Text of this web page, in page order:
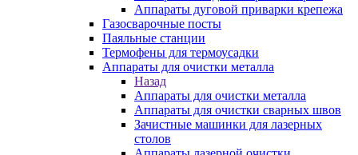
Аппараты дуговой приварки крепежа
Газосварочные посты
Паяльные станции
Термофены для термоусадки
Аппараты для очистки металла
Назад
Аппараты для очистки металла
Аппараты для очистки сварных швов
Зачистные машинки для лазерных
столов